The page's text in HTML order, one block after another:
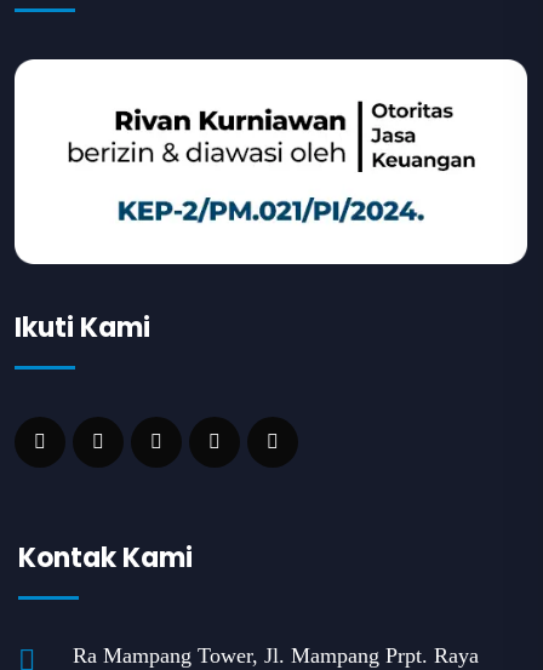
Ikuti Kami
Kontak Kami
Ra Mampang Tower, Jl. Mampang Prpt. Raya